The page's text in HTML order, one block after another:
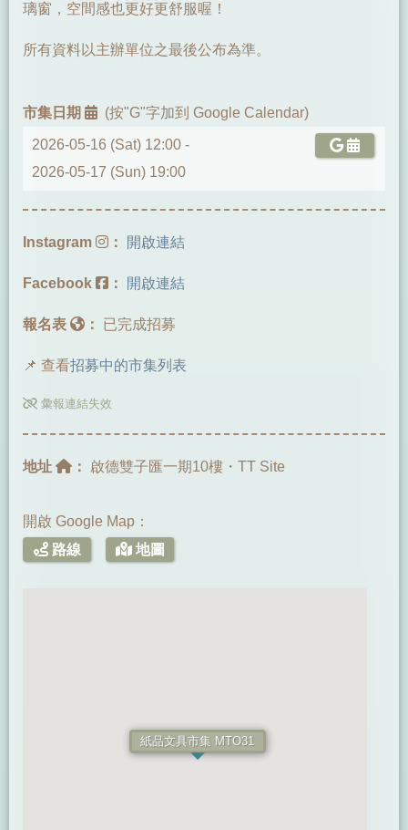
璃窗，空間感也更好更舒服喔！
所有資料以主辦單位之最後公布為準。
市集日期 (按"G"字加到 Google Calendar)
2026-05-16 (Sat) 12:00 -
2026-05-17 (Sun) 19:00
Instagram ： 開啟連結
Facebook ： 開啟連結
報名表 ： 已完成招募
📌 查看招募中的市集列表
彙報連結失效
地址 ： 啟德雙子匯一期10樓・TT Site
開啟 Google Map：
路線
地圖
紙品文具市集 MTO31